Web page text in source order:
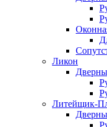
Ликон
Литейщик-